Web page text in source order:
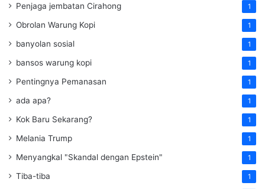
Penjaga jembatan Cirahong 1
Obrolan Warung Kopi 1
banyolan sosial 1
bansos warung kopi 1
Pentingnya Pemanasan 1
ada apa? 1
Kok Baru Sekarang? 1
Melania Trump 1
Menyangkal "Skandal dengan Epstein" 1
Tiba-tiba 1